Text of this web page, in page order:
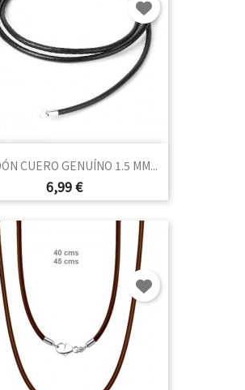
CUERO GENUÍNO 1.5 MM...
Precio
6,99 €